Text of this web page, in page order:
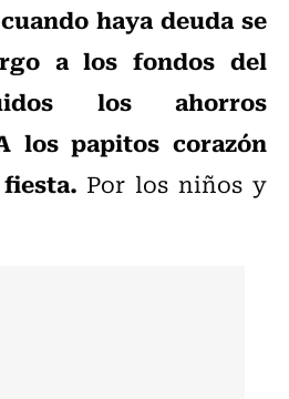
cuando haya deuda se
a los fondos del
los ahorros
los papitos corazón
Por los niños y